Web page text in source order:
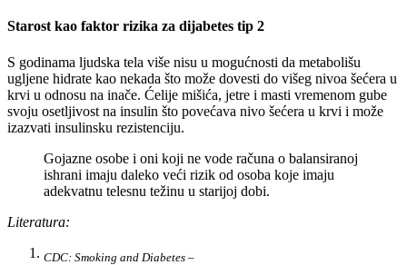
Starost kao faktor rizika za dijabetes tip 2
S godinama ljudska tela više nisu u mogućnosti da metabolišu
ugljene hidrate kao nekada što može dovesti do višeg nivoa šećera u
krvi u odnosu na inače. Ćelije mišića, jetre i masti vremenom gube
svoju osetljivost na insulin što povećava nivo šećera u krvi i može
izazvati insulinsku rezistenciju.
Gojazne osobe i oni koji ne vode računa o balansiranoj
ishrani imaju daleko veći rizik od osoba koje imaju
adekvatnu telesnu težinu u starijoj dobi.
Literatura:
CDC: Smoking and Diabetes –